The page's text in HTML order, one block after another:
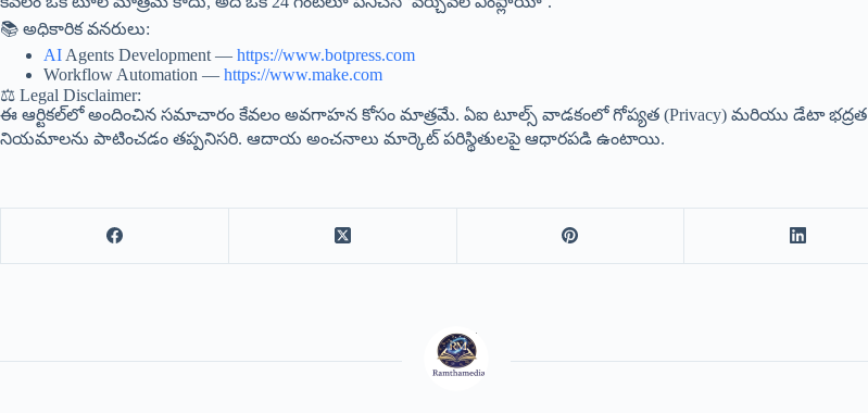
📚 అధికారిక వనరులు:
AI Agents Development — https://www.botpress.com
Workflow Automation — https://www.make.com
⚖ Legal Disclaimer:
ఈ ఆర్టికల్‌లో అందించిన సమాచారం కేవలం అవగాహన కోసం మాత్రమే. ఏఐ టూల్స్ వాడకంలో గోప్యత (Privacy) మరియు డేటా భద్రత
నియమాలను పాటించడం తప్పనిసరి. ఆదాయ అంచనాలు మార్కెట్ పరిస్థితులపై ఆధారపడి ఉంటాయి.